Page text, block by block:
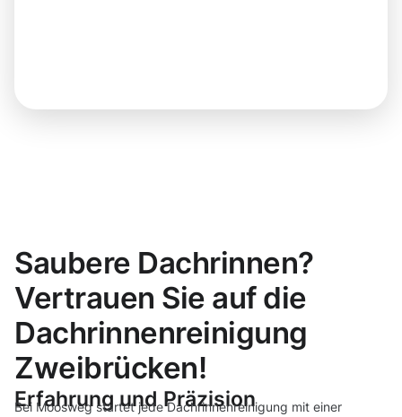
Saubere Dachrinnen?
Vertrauen Sie auf die
Dachrinnenreinigung
Zweibrücken!
Erfahrung und Präzision
Bei Moosweg startet jede Dachrinnenreinigung mit einer